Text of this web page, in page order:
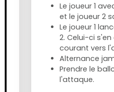
Le joueur 1
et le joueur 2
Le joueur 1
2. Celui-ci
courant vers
Alternance
Prendre le
l'attaque.